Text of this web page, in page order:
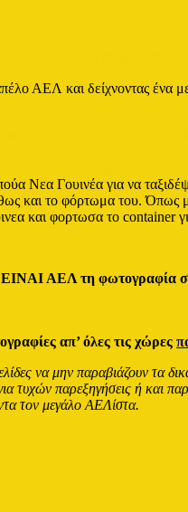
ΑΕΛ και δείχνοντας ένα
Νεα Γουινέα για να
και το φόρτωμα του. Όπως
και φορτωσα το ​container
ΑΕΛ τη φωτογραφία σας
απ’ όλες τις χώρες
να μην παραβιάζουν τα
τυχών παρεξηγήσεις ή
τον μεγάλο ΑΕΛίστα.